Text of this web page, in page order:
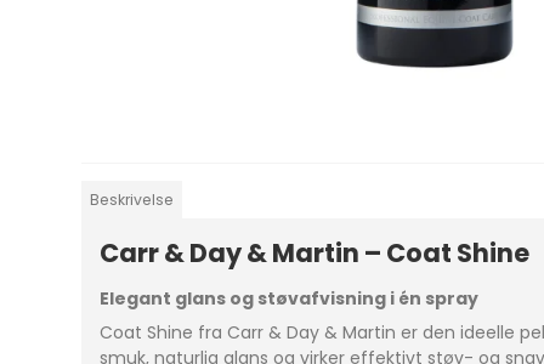
Beskrivelse
Carr & Day & Martin – Coat Shine
Elegant glans og støvafvisning i én spray
Coat Shine fra Carr & Day & Martin er den ideelle
smuk, naturlig glans og virker effektivt støv- og